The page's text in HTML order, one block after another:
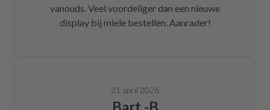
vanouds. Veel voordeliger dan een nieuwe
display bij miele bestellen. Aanrader!
21 april 2026